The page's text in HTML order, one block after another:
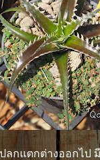
กแตกต่างออกไป